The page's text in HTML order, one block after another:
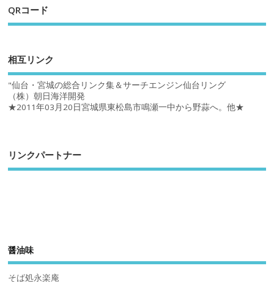
QRコード
相互リンク
"仙台・宮城の総合リンク集＆サーチエンジン仙台リング
（株）朝日海洋開発
★2011年03月20日宮城県東松島市鳴瀬一中から野蒜へ。他★
リンクパートナー
醤油味
そば処永楽庵